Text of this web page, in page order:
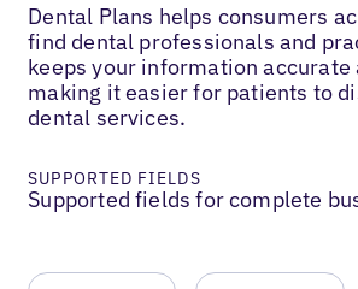
Dental Plans helps consumers
find dental professionals and
keeps your information accurate
making it easier for patients to
dental services.
SUPPORTED FIELDS
Supported fields for complete